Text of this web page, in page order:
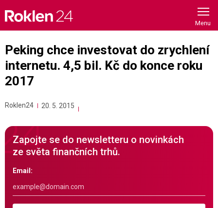
content
Peking chce investovat do zrychlení
internetu. 4,5 bil. Kč do konce roku
2017
Roklen24 20. 5. 2015
Zapojte se do newsletteru o novinkách
ze světa finančních trhů.
Email: